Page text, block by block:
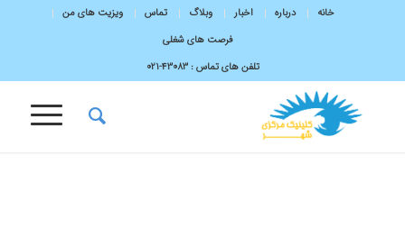
خانه درباره اخبار وبلاگ تماس
ویزیت های من
فرصت های شغلی
تلفن های تماس :43083-۰۲۱